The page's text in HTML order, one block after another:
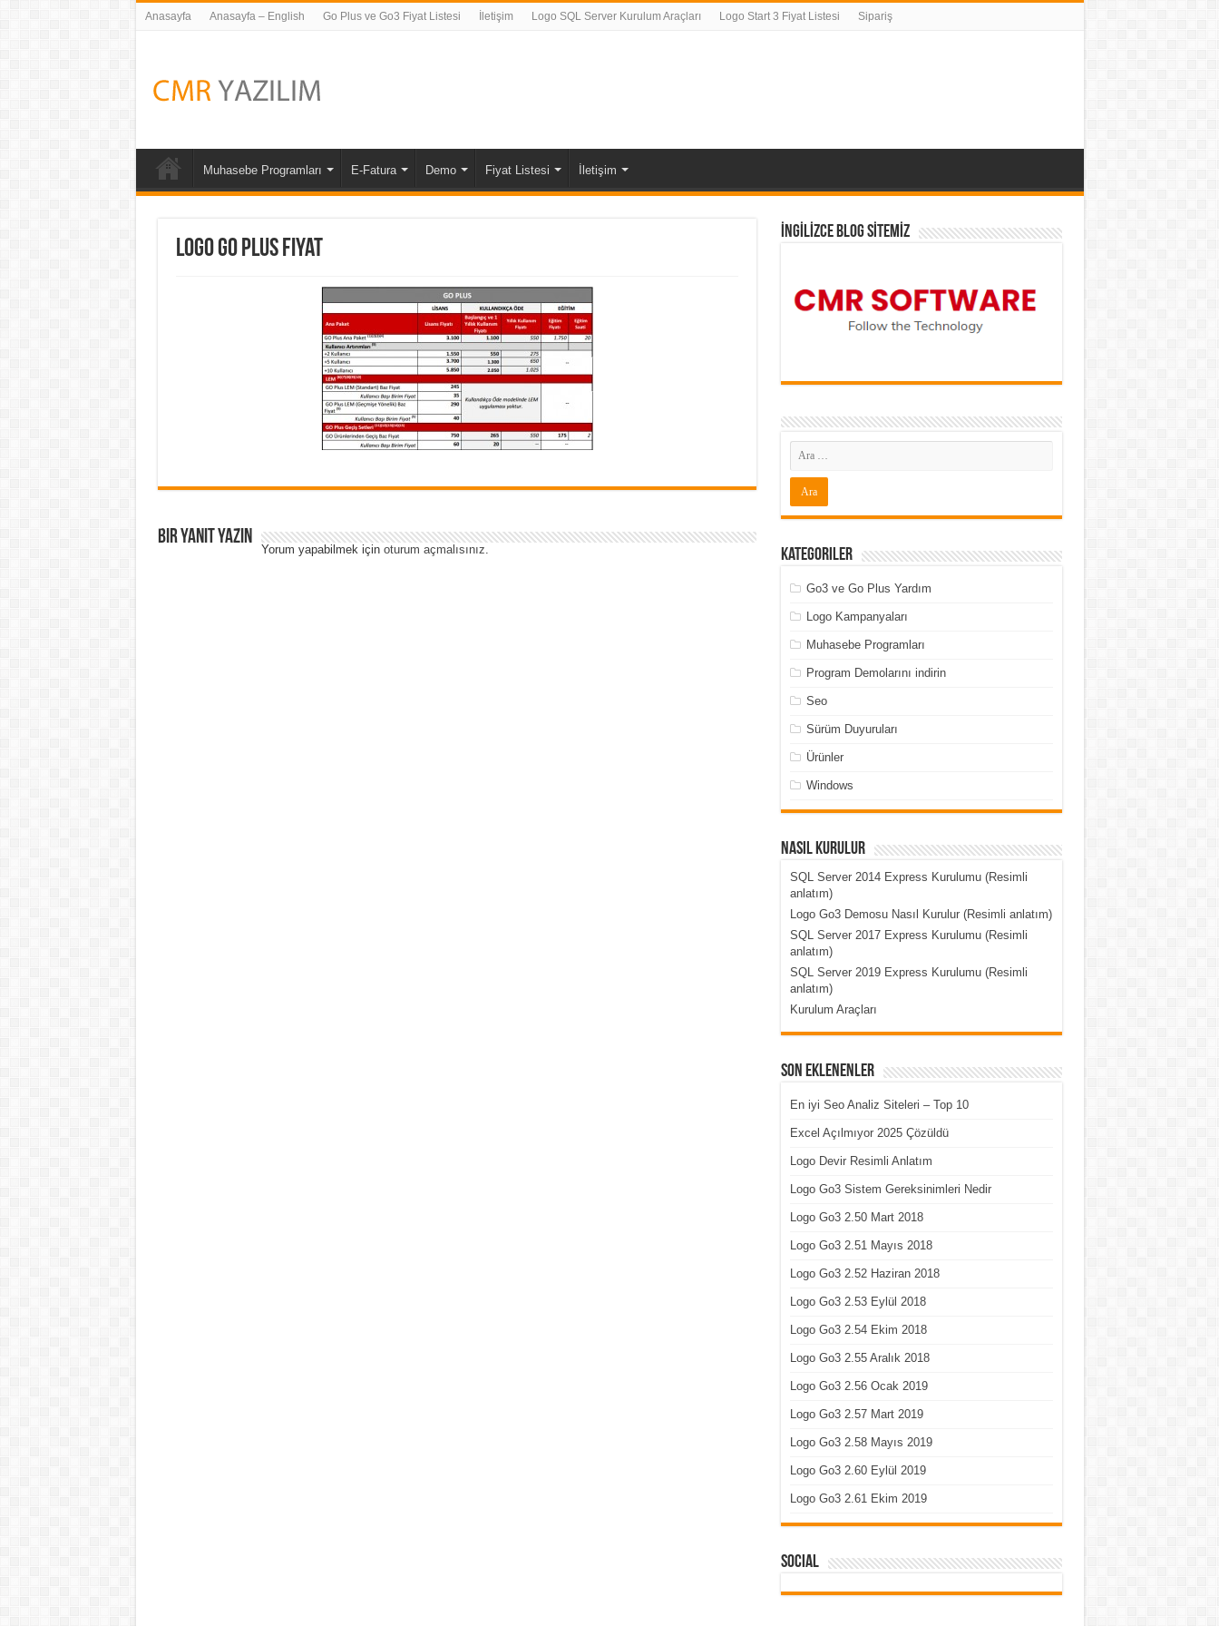
Anasayfa Anasayfa – English Go Plus ve Go3 Fiyat Listesi İletişim Logo SQL Server Kurulum Araçları Logo Start 3 Fiyat Listesi Sipariş
Muhasebe Programları E-Fatura Demo Fiyat Listesi İletişim
Logo Go Plus Fiyat
Bir yanıt yazın
Yorum yapabilmek için oturum açmalısınız.
İNGİLİZCE BLOG SİTEMİZ
Kategoriler
Go3 ve Go Plus Yardım
Logo Kampanyaları
Muhasebe Programları
Program Demolarını indirin
Seo
Sürüm Duyuruları
Ürünler
Windows
Nasıl Kurulur
SQL Server 2014 Express Kurulumu (Resimli
anlatım)
Logo Go3 Demosu Nasıl Kurulur (Resimli anlatım)
SQL Server 2017 Express Kurulumu (Resimli
anlatım)
SQL Server 2019 Express Kurulumu (Resimli
anlatım)
Kurulum Araçları
Son Eklenenler
En iyi Seo Analiz Siteleri – Top 10
Excel Açılmıyor 2025 Çözüldü
Logo Devir Resimli Anlatım
Logo Go3 Sistem Gereksinimleri Nedir
Logo Go3 2.50 Mart 2018
Logo Go3 2.51 Mayıs 2018
Logo Go3 2.52 Haziran 2018
Logo Go3 2.53 Eylül 2018
Logo Go3 2.54 Ekim 2018
Logo Go3 2.55 Aralık 2018
Logo Go3 2.56 Ocak 2019
Logo Go3 2.57 Mart 2019
Logo Go3 2.58 Mayıs 2019
Logo Go3 2.60 Eylül 2019
Logo Go3 2.61 Ekim 2019
Social